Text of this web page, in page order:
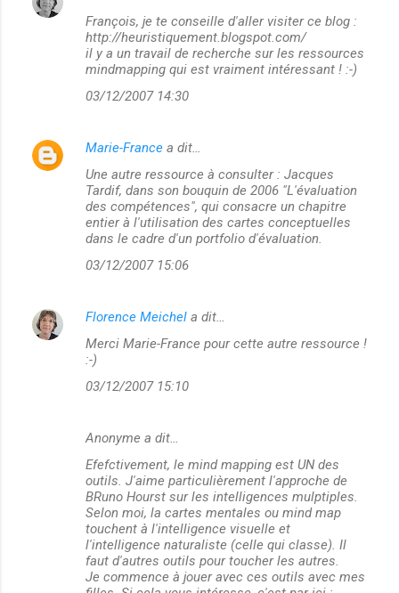
t
s
François, je te conseille d'aller visiter ce blog :
http://heuristiquement.blogspot.com/
il y a un travail de recherche sur les ressources
mindmapping qui est vraiment intéressant ! :-)
03/12/2007 14:30
Marie-France a dit…
Une autre ressource à consulter : Jacques
Tardif, dans son bouquin de 2006 "L'évaluation
des compétences", qui consacre un chapitre
entier à l'utilisation des cartes conceptuelles
dans le cadre d'un portfolio d'évaluation.
03/12/2007 15:06
Florence Meichel a dit…
Merci Marie-France pour cette autre ressource !
:-)
03/12/2007 15:10
Anonyme a dit…
Efefctivement, le mind mapping est UN des
outils. J'aime particulièrement l'approche de
BRuno Hourst sur les intelligences mulptiples.
Selon moi, la cartes mentales ou mind map
touchent à l'intelligence visuelle et
l'intelligence naturaliste (celle qui classe). Il
faut d'autres outils pour toucher les autres.
Je commence à jouer avec ces outils avec mes